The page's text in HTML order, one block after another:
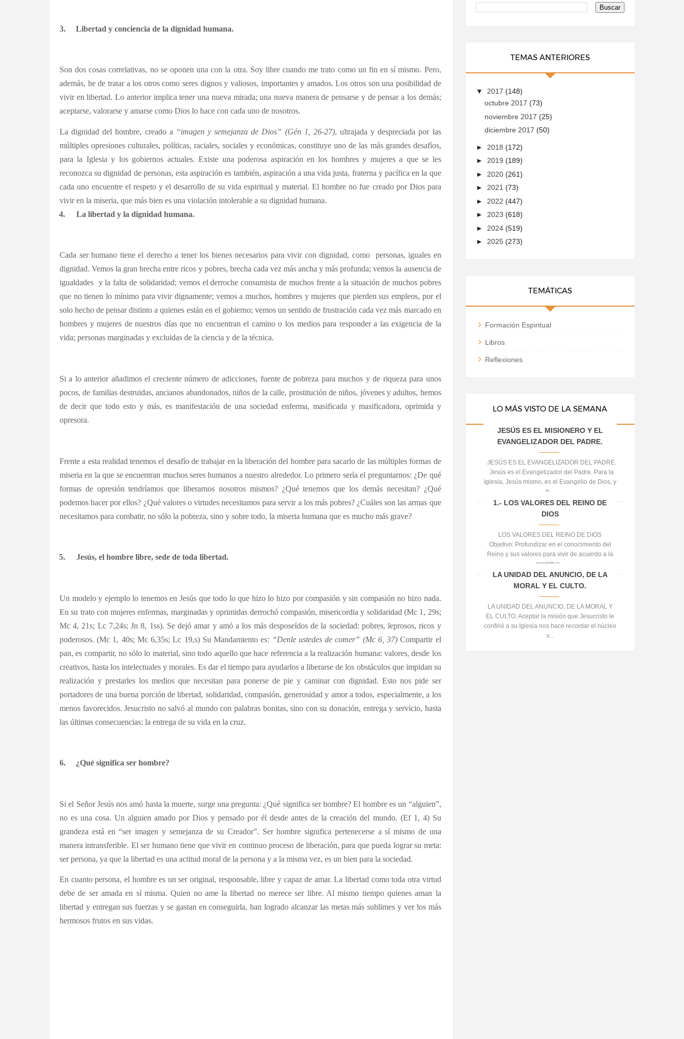
3. Libertad y conciencia de la dignidad humana.
Son dos cosas correlativas, no se oponen una con la otra. Soy libre cuando me trato como un fin en sí mismo. Pero,
además, he de tratar a los otros como seres dignos y valiosos, importantes y amados. Los otros son una posibilidad de
vivir en libertad. Lo anterior implica tener una nueva mirada; una nueva manera de pensarse y de pensar a los demás;
aceptarse, valorarse y amarse como Dios lo hace con cada uno de nosotros.
La dignidad del hombre, creado a “imagen y semejanza de Dios” (Gén 1, 26-27), ultrajada y despreciada por las
múltiples opresiones culturales, políticas, raciales, sociales y económicas, constituye uno de las más grandes desafíos,
para la Iglesia y los gobiernos actuales. Existe una poderosa aspiración en los hombres y mujeres a que se les
reconozca su dignidad de personas, esta aspiración es también, aspiración a una vida justa, fraterna y pacífica en la que
cada uno encuentre el respeto y el desarrollo de su vida espiritual y material. El hombre no fue creado por Dios para
vivir en la miseria, que más bien es una violación intolerable a su dignidad humana.
4.
La libertad y la dignidad humana.
Cada ser humano tiene el derecho a tener los bienes necesarios para vivir con dignidad, como personas, iguales en
dignidad. Vemos la gran brecha entre ricos y pobres, brecha cada vez más ancha y más profunda; vemos la ausencia de
igualdades y la falta de solidaridad; vemos el derroche consumista de muchos frente a la situación de muchos pobres
que no tienen lo mínimo para vivir dignamente; vemos a muchos, hombres y mujeres que pierden sus empleos, por el
solo hecho de pensar distinto a quienes están en el gobierno; vemos un sentido de frustración cada vez más marcado en
hombres y mujeres de nuestros días que no encuentran el camino o los medios para responder a las exigencia de la
vida; personas marginadas y excluidas de la ciencia y de la técnica.
Si a lo anterior añadimos el creciente número de adicciones, fuente de pobreza para muchos y de riqueza para unos
pocos, de familias destruidas, ancianos abandonados, niños de la calle, prostitución de niños, jóvenes y adultos, hemos
de decir que todo esto y más, es manifestación de una sociedad enferma, masificada y masificadora, oprimida y
opresora.
Frente a esta realidad tenemos el desafío de trabajar en la liberación del hombre para sacarlo de las múltiples formas de
miseria en la que se encuentran muchos seres humanos a nuestro alrededor. Lo primero sería el preguntarnos: ¿De qué
formas de opresión tendríamos que liberarnos nosotros mismos? ¿Qué tenemos que los demás necesitan? ¿Qué
podemos hacer por ellos? ¿Qué valores o virtudes necesitamos para servir a los más pobres? ¿Cuáles son las armas que
necesitamos para combatir, no sólo la pobreza, sino y sobre todo, la miseria humana que es mucho más grave?
5. Jesús, el hombre libre, sede de toda libertad.
Un modelo y ejemplo lo tenemos en Jesús que todo lo que hizo lo hizo por compasión y sin compasión no hizo nada.
En su trato con mujeres enfermas, marginadas y oprimidas derrochó compasión, misericordia y solidaridad (Mc 1, 29s;
Mc 4, 21s; Lc 7,24s; Jn 8, 1ss). Se dejó amar y amó a los más desposeídos de la sociedad: pobres, leprosos, ricos y
poderosos. (Mc 1, 40s; Mc 6,35s; Lc 19,s) Su Mandamiento es: “Denle ustedes de comer” (Mc 6, 37) Compartir el
pan, es compartir, no sólo lo material, sino todo aquello que hace referencia a la realización humana: valores, desde los
creativos, hasta los intelectuales y morales. Es dar el tiempo para ayudarlos a liberarse de los obstáculos que impidan su
realización y prestarles los medios que necesitan para ponerse de pie y caminar con dignidad. Esto nos pide ser
portadores de una buena porción de libertad, solidaridad, compasión, generosidad y amor a todos, especialmente, a los
menos favorecidos. Jesucristo no salvó al mundo con palabras bonitas, sino con su donación, entrega y servicio, hasta
las últimas consecuencias: la entrega de su vida en la cruz.
6. ¿Qué significa ser hombre?
Si el Señor Jesús nos amó hasta la muerte, surge una pregunta: ¿Qué significa ser hombre? El hombre es un “alguien”,
no es una cosa. Un alguien amado por Dios y pensado por él desde antes de la creación del mundo. (Ef 1, 4) Su
grandeza está en “ser imagen y semejanza de su Creador”. Ser hombre significa pertenecerse a sí mismo de una
manera intransferible. El ser humano tiene que vivir en continuo proceso de liberación, para que pueda lograr su meta:
ser persona, ya que la libertad es una actitud moral de la persona y a la misma vez, es un bien para la sociedad.
En cuanto persona, el hombre es un ser original, responsable, libre y capaz de amar. La libertad como toda otra virtud
debe de ser amada en sí misma. Quien no ame la libertad no merece ser libre. Al mismo tiempo quienes aman la
libertad y entregan sus fuerzas y se gastan en conseguirla, han logrado alcanzar las metas más sublimes y ver los más
hermosos frutos en sus vidas.
TEMAS ANTERIORES
▼ 2017 (148)
octubre 2017 (73)
noviembre 2017 (25)
diciembre 2017 (50)
► 2018 (172)
► 2019 (189)
► 2020 (261)
► 2021 (73)
► 2022 (447)
► 2023 (618)
► 2024 (519)
► 2025 (273)
TEMÁTICAS
Formación Espiritual
Libros
Reflexiones
LO MÁS VISTO DE LA SEMANA
JESÚS ES EL MISIONERO Y EL
EVANGELIZADOR DEL PADRE.
JESÚS ES EL EVANGELIZADOR DEL PADRE.
Jesús es el Evangelizador del Padre. Para la
Iglesia, Jesús mismo, es el Evangelio de Dios, y
h...
1.- LOS VALORES DEL REINO DE
DIOS
LOS VALORES DEL REINO DE DIOS
Objetivo: Profundizar en el conocimiento del
Reino y sus valores para vivir de acuerdo a la
espiritua...
LA UNIDAD DEL ANUNCIO, DE LA
MORAL Y EL CULTO.
LA UNIDAD DEL ANUNCIO, DE LA MORAL Y
EL CULTO. Aceptar la misión que Jesucristo le
confirió a su Iglesia nos hace recordar el núcleo
v...